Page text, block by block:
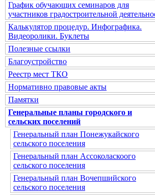
График обучающих семинаров для
участников градостроительной
Калькулятор процедур. Инфографика.
Видеоролики. Буклеты
Полезные ссылки
Благоустройство
Реестр мест ТКО
Нормативно правовые акты
Памятки
Генеральные планы городского и
сельских поселений
Генеральный план Понежукайского
сельского поселения
Генеральный план Ассоколаскоого
сельского поселения
Генеральный план Вочепшийского
сельского поселения